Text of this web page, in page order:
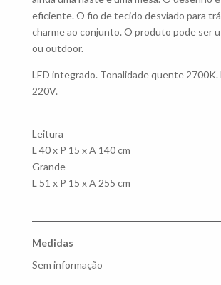
eficiente. O fio de tecido desviado para
charme ao conjunto. O produto pode ser
ou outdoor.
LED integrado. Tonalidade quente
220V.
Leitura
L 40 x P 15 x A 140 cm
Grande
L 51 x P 15 x A 255 cm
Medidas
Sem informação